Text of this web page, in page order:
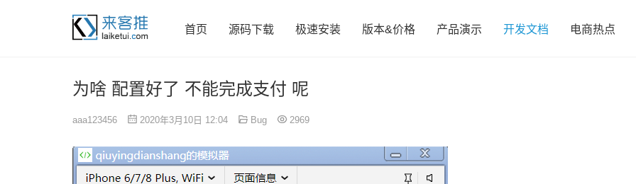
首页 源码下载 极速安装 版本&价格 产品演示 开发文档 电商热点
为啥 配置好了 不能完成支付 呢
aaa123456 2020年3月10日 12:04 Bug 2969